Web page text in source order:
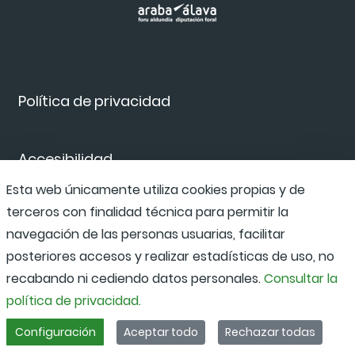
Política de privacidad
Accesibilidad
Canal de denuncias
Esta web únicamente utiliza cookies propias y de
terceros con finalidad técnica para permitir la
navegación de las personas usuarias, facilitar
posteriores accesos y realizar estadísticas de uso, no
recabando ni cediendo datos personales.Consultar la
política de privacidad.
Configuración Aceptar todo Rechazar todas